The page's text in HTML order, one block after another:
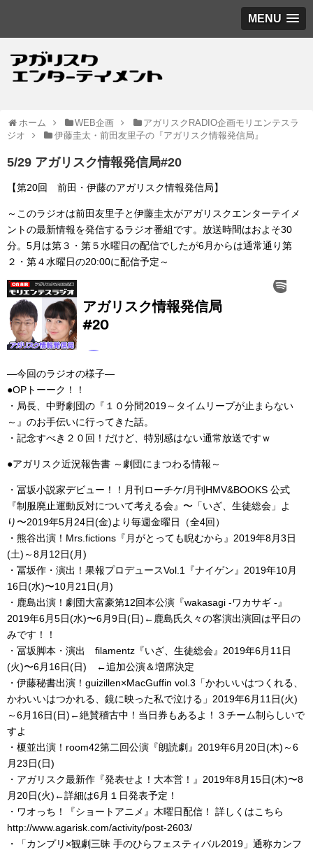
MENU
ホーム WEB企画
アガリスクRADIO企画モリエンテスラ
ジオ
伊藤圭太・前田友里子の『アガリスク情報発信局』
5/29 アガリスク情報発信局#20
【第20回 前田・伊藤のアガリスク情報発信局】
～このラジオは前田友里子と伊藤圭太がアガリスクエンターテイメ
ントの最新情報を発信するラジオ番組です。放送時間はおよそ30
分。5月は第３・第５水曜日の配信でしたが6月からは通常通り第
２・第４水曜日の20:00に配信予定～
―今回のラジオの様子―
●OPトーーク！！
・局長、中野劇団の『１０分間2019～タイムリープが止まらない
～』のお手伝いに行ってきた話。
・記念すべき２０回！だけど、特別感はない通常放送ですｗ
●アガリスク近況報告書 ～劇団にまつわる情報～
・冨坂小説家デビュー！！月刊ローチケ/月刊HMV&BOOKS 公式
『制服廃止運動反対について考える会』〜「いざ、生徒総会」よ
り〜2019年5月24日(金)より毎週金曜日（全4回）
・熊谷出演！Mrs.fictions『月がとっても睨むから』2019年8月3日
(土)～8月12日(月)
・冨坂作・演出！果報プロデュースVol.1『ナイゲン』2019年10月
16日(水)〜10月21日(月)
・鹿島出演！劇団大富豪第12回本公演『wakasagi -ワカサギ -』
2019年6月5日(水)〜6月9日(日)←鹿島氏久々の客演出演回は平日の
みです！！
・冨坂脚本・演出 filamentz『いざ、生徒総会』2019年6月11日
(火)〜6月16日(日) ←追加公演＆増席決定
・伊藤秘書出演！guizillen×MacGuffin vol.3「かわいいはつくれる、
かわいいはつかれる、鏡に映った私で泣ける」2019年6月11日(火)
～6月16日(日)←絶賛稽古中！当日券もあるよ！３チーム制らしいで
すよ
・榎並出演！room42第二回公演『朗読劇』2019年6月20日(木)～6
月23日(日)
・アガリスク最新作『発表せよ！大本営！』2019年8月15日(木)〜8
月20日(火)←詳細は6月１日発表予定！
・ワオっち！『ショートアニメ』木曜日配信！ 詳しくはこちら
http://www.agarisk.com/activity/post-2603/
・「カンプリ×観劇三昧 手のひらフェスティバル2019」通称カンフ